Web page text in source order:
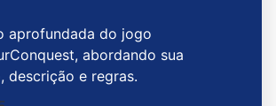
aprofundada do jogo
abordando sua
descrição e regras.